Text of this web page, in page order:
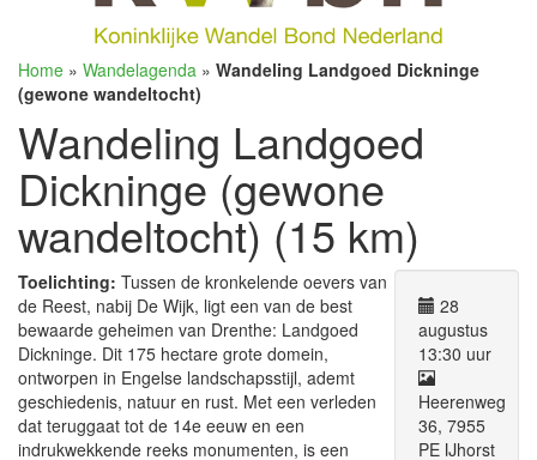
Home » Wandelagenda » Wandeling Landgoed Dickninge
(gewone wandeltocht)
Wandeling Landgoed
Dickninge (gewone
wandeltocht) (15 km)
28
augustus
13:30 uur
Heerenweg
36, 7955
PE IJhorst
Toelichting: Tussen de kronkelende oevers van
de Reest, nabij De Wijk, ligt een van de best
bewaarde geheimen van Drenthe: Landgoed
Dickninge. Dit 175 hectare grote domein,
ontworpen in Engelse landschapsstijl, ademt
geschiedenis, natuur en rust. Met een verleden
dat teruggaat tot de 14e eeuw en een
indrukwekkende reeks monumenten, is een